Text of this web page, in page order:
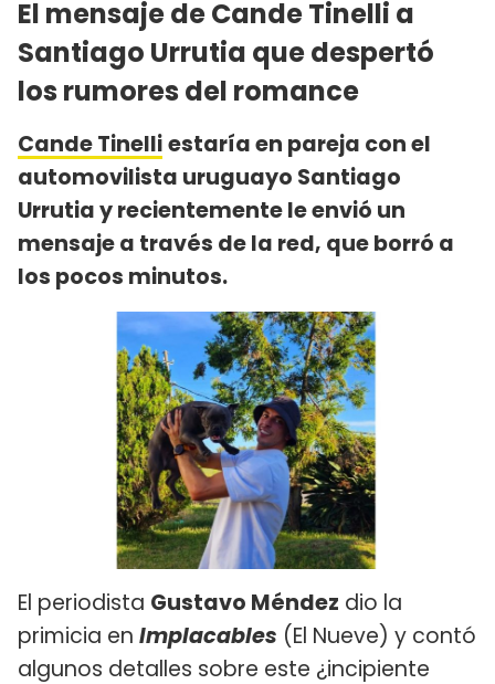
El mensaje de Cande Tinelli a
Santiago Urrutia que despertó
los rumores del romance
Cande Tinelliestaría en pareja con el
automovilista uruguayo Santiago
Urrutia y recientemente le envió un
mensaje a través de la red, que borró a
los pocos minutos.
El periodista Gustavo Méndez dio la
primicia en Implacables (El Nueve) y contó
algunos detalles sobre este ¿incipiente